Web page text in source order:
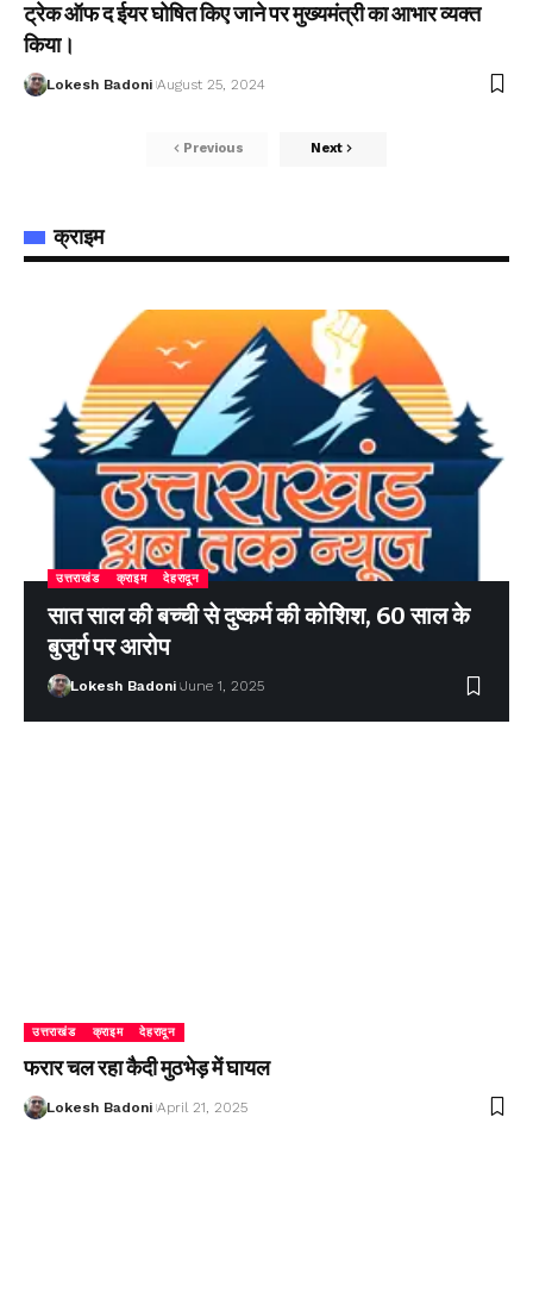
ट्रेक ऑफ द ईयर घोषित किए जाने पर मुख्यमंत्री का आभार व्यक्त
किया।
Lokesh Badoni August 25, 2024
Previous Next
क्राइम
उत्तराखंड क्राइम देहरादून
सात साल की बच्ची से दुष्कर्म की कोशिश, 60 साल के
बुजुर्ग पर आरोप
Lokesh Badoni June 1, 2025
उत्तराखंड क्राइम देहरादून
फरार चल रहा कैदी मुठभेड़ में घायल
Lokesh Badoni April 21, 2025